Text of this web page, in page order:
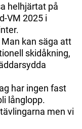
helhjärtat på
VM 2025 i
kan säga att
skidåkning,
har ingen fast
långlopp.
men vi